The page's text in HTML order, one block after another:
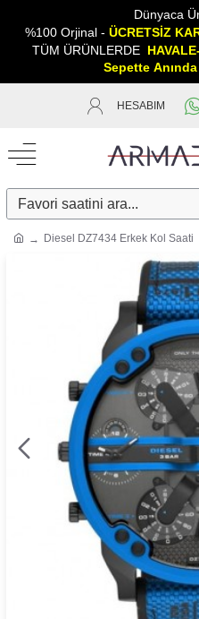
Dünyaca
%100 Orjinal - ÜCRETSİZ
TÜM ÜRÜNLERDE
Sepette A
HESABIM
Diesel DZ7434 Erkek Kol Saati